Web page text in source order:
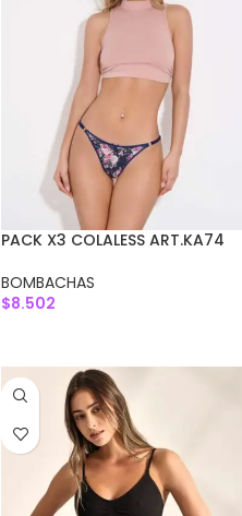
PACK X3 COLALESS ART.KA74
BOMBACHAS
$8.502